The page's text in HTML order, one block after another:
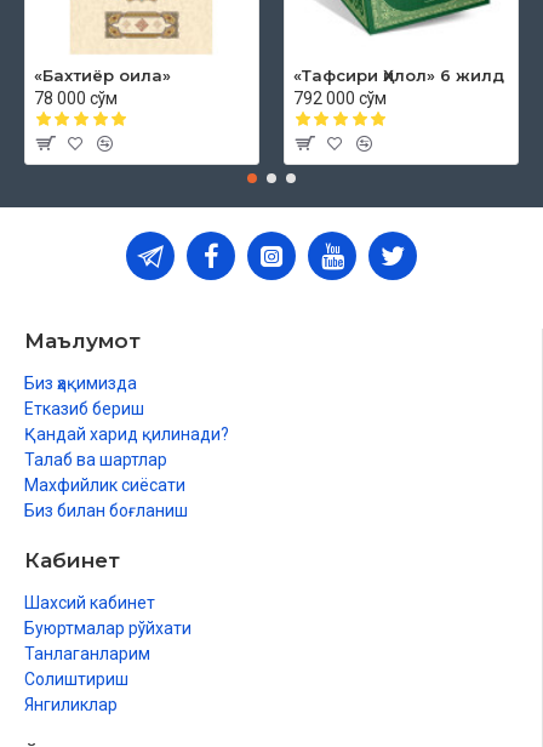
«Бахтиёр оила»
78 000 сўм
«Тафсири Ҳилол» 6 жилд
792 000 сўм
Маълумот
Биз ҳақимизда
Етказиб бериш
Қандай харид қилинади?
Талаб ва шартлар
Махфийлик сиёсати
Биз билан боғланиш
Кабинет
Шахсий кабинет
Буюртмалар рўйхати
Танлаганларим
Солиштириш
Янгиликлар